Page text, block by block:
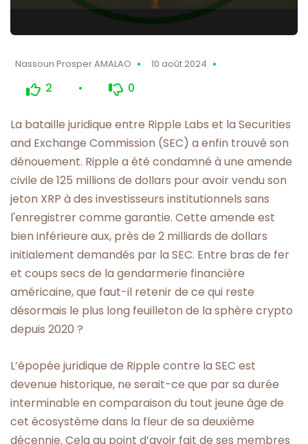
Nassoun Prosper AMALAO 10 août 2024
2 0
La bataille juridique entre Ripple Labs et la Securities
and Exchange Commission (SEC) a enfin trouvé son
dénouement. Ripple a été condamné à une amende
civile de 125 millions de dollars pour avoir vendu son
jeton XRP à des investisseurs institutionnels sans
l'enregistrer comme garantie. Cette amende est
bien inférieure aux, près de 2 milliards de dollars
initialement demandés par la SEC. Entre bras de fer
et coups secs de la gendarmerie financière
américaine, que faut-il retenir de ce qui reste
désormais le plus long feuilleton de la sphère crypto
depuis 2020 ?
L’épopée juridique de Ripple contre la SEC est
devenue historique, ne serait-ce que par sa durée
interminable en comparaison du tout jeune âge de
cet écosystème dans la fleur de sa deuxième
décennie. Cela au point d’avoir fait de ses membres